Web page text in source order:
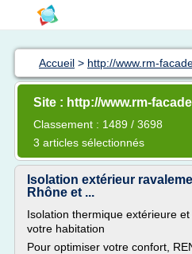
Accueil > http://www.rm-
Site : http://www.rm-
Classement : 1489 / 3698
3 articles sélectionnés
Isolation extérieur
Rhône et ...
Isolation thermique extérieure
votre habitation
Pour optimiser votre confort,